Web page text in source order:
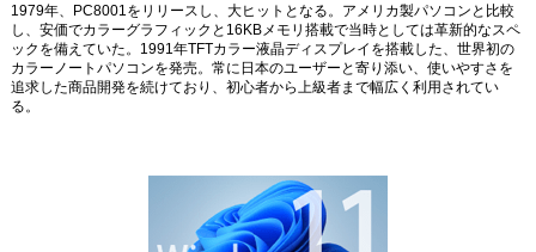
1979年、PC8001をリリースし、大ヒットとなる。アメリカ製パソコンと比較
し、安価でカラーグラフィックと16KBメモリ搭載で当時としては革新的なスペ
ックを備えていた。1991年TFTカラー液晶ディスプレイを搭載した、世界初の
カラーノートパソコンを発売。常に日本のユーザーと寄り添い、使いやすさを
追求した商品開発を続けており、初心者から上級者まで幅広く利用されてい
る。